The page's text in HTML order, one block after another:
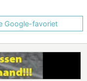
Google-favoriet